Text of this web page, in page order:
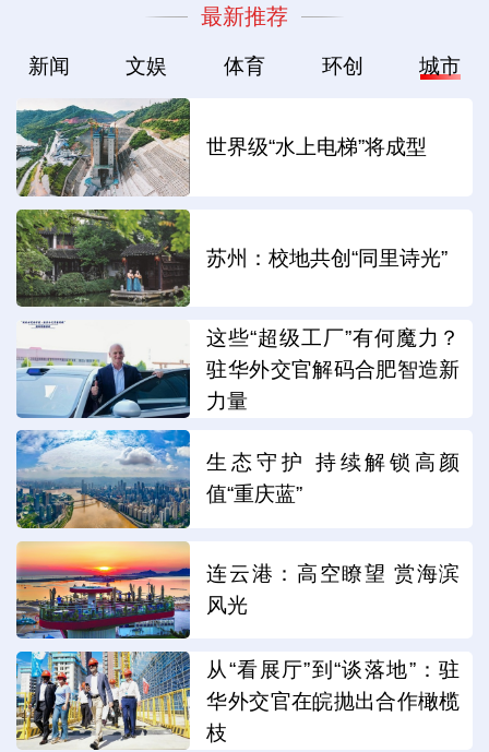
最新推荐
新闻 文娱 体育 环创 城市
世界级“水上电梯”将成型
苏州：校地共创“同里诗光”
这些“超级工厂”有何魔力？
驻华外交官解码合肥智造新
力量
生态守护 持续解锁高颜
值“重庆蓝”
连云港：高空瞭望 赏海滨
风光
从“看展厅”到“谈落地”：驻
华外交官在皖抛出合作橄榄
枝